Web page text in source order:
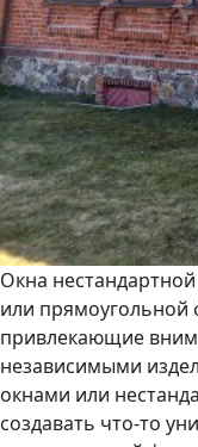
Окна
или прямоугольной
привлекающие
независимыми
окнами или
создавать что-то